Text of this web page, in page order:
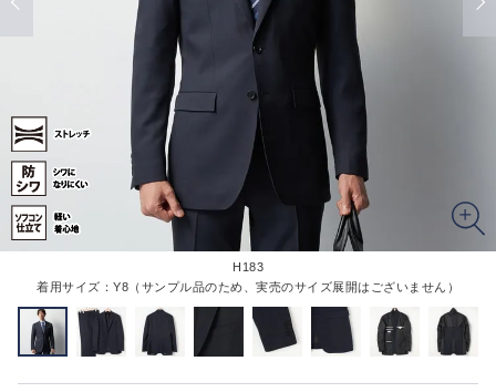
H183
着用サイズ：Y8（サンプル品のため、実売のサイズ展開はございません）